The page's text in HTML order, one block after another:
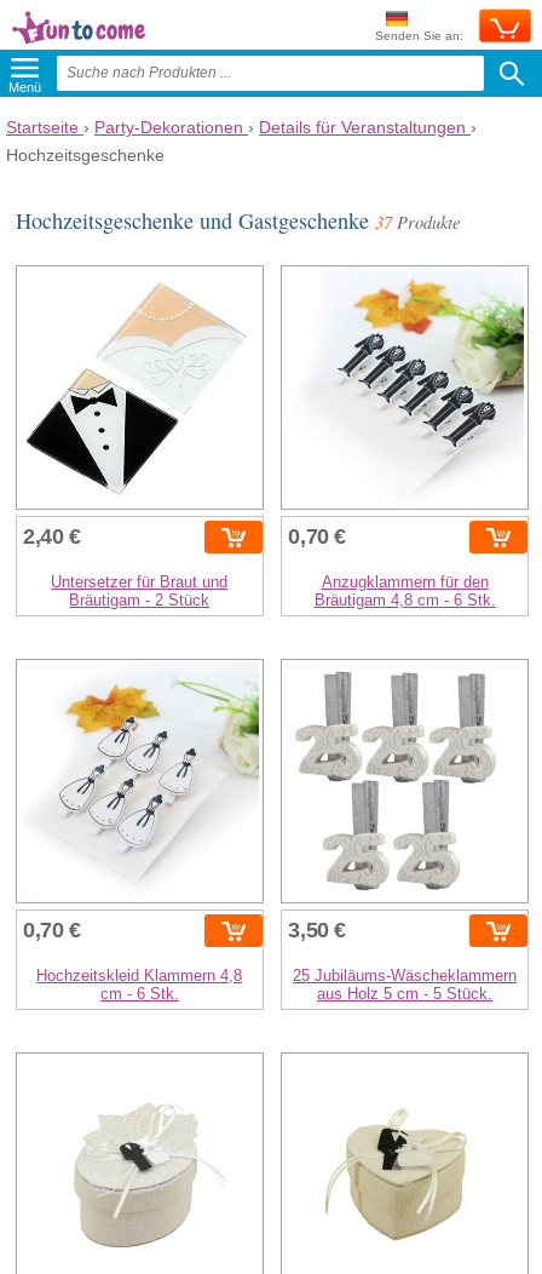
Senden Sie an:
Menü
Startseite › Party-Dekorationen › Details für Veranstaltungen ›
Hochzeitsgeschenke
Hochzeitsgeschenke und Gastgeschenke37Produkte
2,40 €
Untersetzer für Braut und
Bräutigam - 2 Stück
0,70 €
Anzugklammern für den
Bräutigam 4,8 cm - 6 Stk.
0,70 €
Hochzeitskleid Klammern 4,8
cm - 6 Stk.
3,50 €
25 Jubiläums-Wäscheklammern
aus Holz 5 cm - 5 Stück.